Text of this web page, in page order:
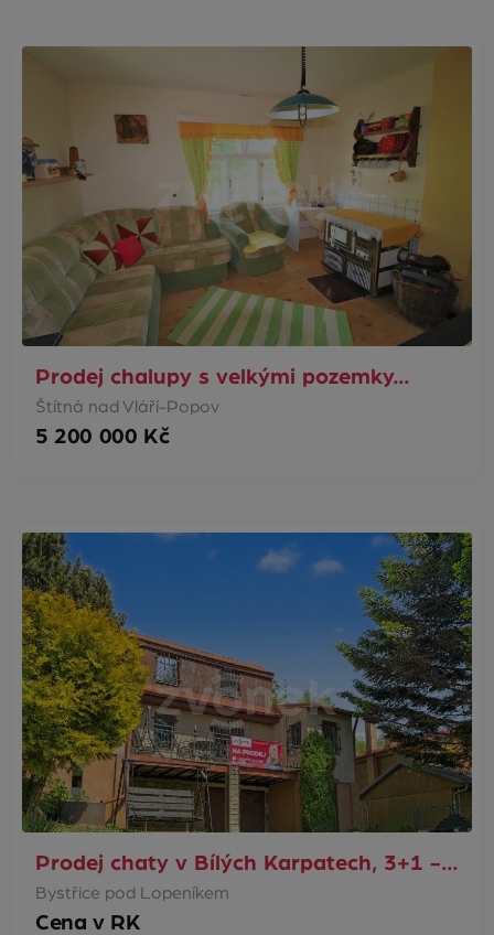
Prodej chalupy s velkými pozemky…
Štítná nad Vláří-Popov
5 200 000 Kč
Prodej chaty v Bílých Karpatech, 3+1 -…
Bystřice pod Lopeníkem
Cena v RK